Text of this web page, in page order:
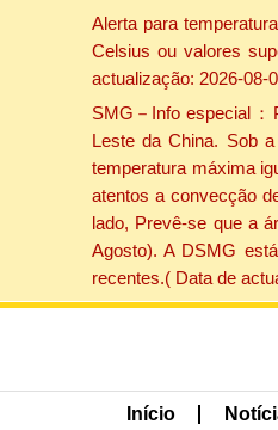
Alerta para
Celsius ou valores
actualização: 2026-08-
SMG－Info especial
Leste da China. Sob
temperatura máxima
atentos a convecção
lado, Prevê-se que a
Agosto). A DSMG
recentes.( Data de
Início